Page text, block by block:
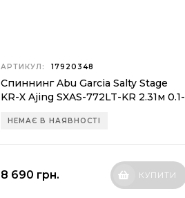
АРТИКУЛ: 17920348
Спиннинг Abu Garcia Salty Stage
KR-X Ajing SXAS-772LT-KR 2.31м 0.1-
НЕМАЄ В НАЯВНОСТІ
8 690 грн. КУПИТИ